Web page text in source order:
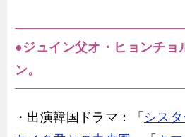
●ジュイン父オ・ヒョンチョ
ン。
・出演韓国ドラマ：「 シス